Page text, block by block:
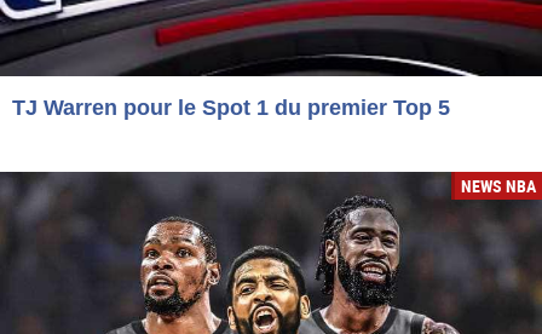
TJ Warren pour le Spot 1 du premier Top 5
NEWS NBA